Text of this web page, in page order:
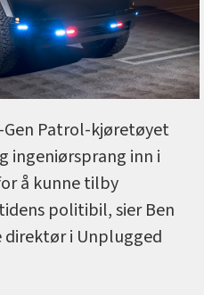
Gen Patrol-kjøretøyet
ingeniørsprang inn i
å kunne tilby
politibil, sier Ben
direktør i Unplugged